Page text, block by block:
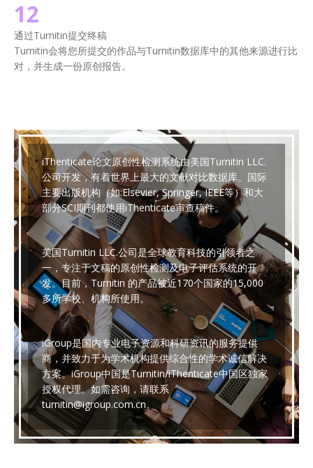
12
通过Turnitin提交终稿
Turnitin会将您所提交的作品与Turnitin数据库中的其他来源进行比
对，并生成一份原创报告。
iThenticate论文原创性检测系统由美国Turnitin LLC.
公司开发，有着世界上最大的文献对比数据库。国际
主要出版机构（如:Elsevier, Springer, IEEE等）和大
部分SCI期刊都使用iThenticate审查稿件。
美国Turnitin LLC.公司是全球教育科技的引领者之
一，专注于文稿的原创性检测及电子评估系统的开
发。目前，Turnitin 的产品被近170个国家的15,000
多所学校、机构所使用。
iGroup是国内专业电子资源和科研资讯的服务提供
商，并致力于为学术机构提供综合性的学术诚信解决
方案。iGroup中国是Turnitin/iThenticate中国区独家
授权代理。如需咨询，请联系
turnitin@igroup.com.cn。